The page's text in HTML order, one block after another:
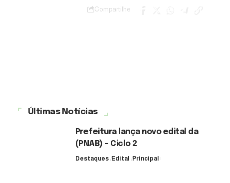
Compartilhe
Últimas Notícias
Prefeitura lança novo edital da
(PNAB) – Ciclo 2
Destaques Edital
Principal